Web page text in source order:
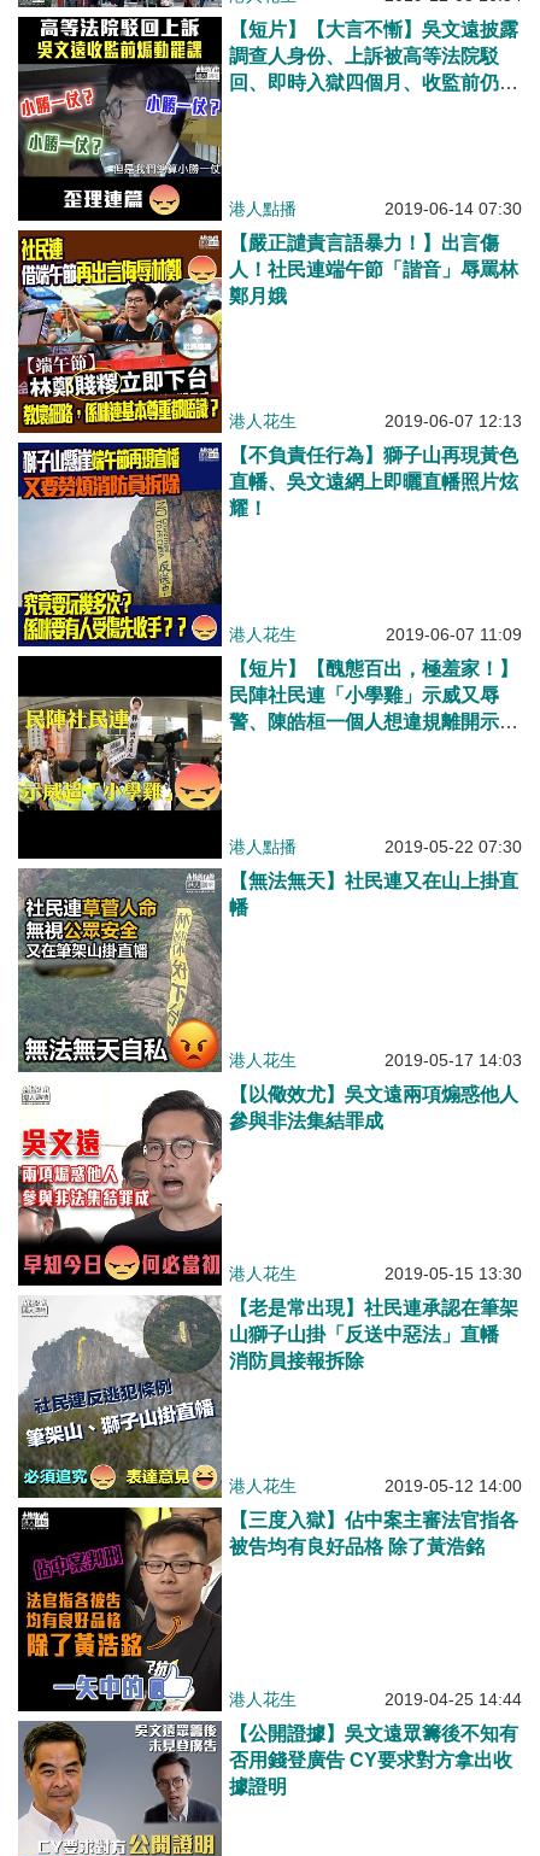
【短片】【大言不慚】吳文遠披露
調查人身份、上訴被高等法院駁
回、即時入獄四個月、收監前仍煽
港人點播 2019-06-14 07:30
【嚴正譴責言語暴力！】出言傷
人！社民連端午節「諧音」辱罵林
鄭月娥
港人花生 2019-06-07 12:13
【不負責任行為】獅子山再現黃色
直幡、吳文遠網上即曬直幡照片炫
耀！
港人花生 2019-06-07 11:09
【短片】【醜態百出，極羞家！】
民陣社民連「小學雞」示威又辱
警、陳皓桓一個人想違規離開示威
港人點播 2019-05-22 07:30
【無法無天】社民連又在山上掛直
幡
港人花生 2019-05-17 14:03
【以儆效尤】吳文遠兩項煽惑他人
參與非法集結罪成
港人花生 2019-05-15 13:30
【老是常出現】社民連承認在筆架
山獅子山掛「反送中惡法」直幡
消防員接報拆除
港人花生 2019-05-12 14:00
【三度入獄】佔中案主審法官指各
被告均有良好品格 除了黃浩銘
港人花生 2019-04-25 14:44
【公開證據】吳文遠眾籌後不知有
否用錢登廣告 CY要求對方拿出收
據證明